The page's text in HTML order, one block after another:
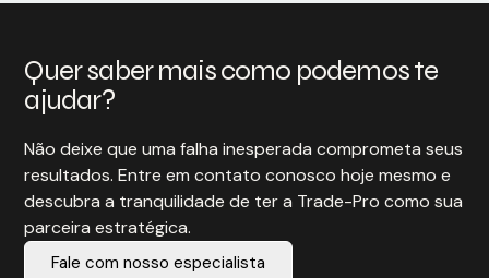
Quer saber mais como podemos te
ajudar?
Não deixe que uma falha inesperada comprometa seus
resultados. Entre em contato conosco hoje mesmo e
descubra a tranquilidade de ter a Trade-Pro como sua
parceira estratégica.
Fale com nosso especialista